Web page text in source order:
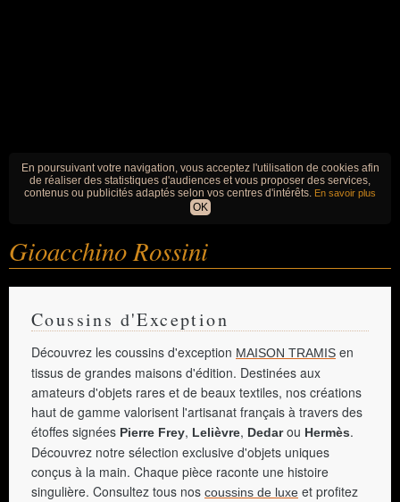
En poursuivant votre navigation, vous acceptez l'utilisation de cookies afin
de réaliser des statistiques d'audiences et vous proposer des services,
contenus ou publicités adaptés selon vos centres d'intérêts. En savoir plus
OK
Gioacchino Rossini
Coussins d'Exception
Découvrez les coussins d'exception MAISON TRAMIS en
tissus de grandes maisons d'édition. Destinées aux
amateurs d'objets rares et de beaux textiles, nos créations
haut de gamme valorisent l'artisanat français à travers des
étoffes signées Pierre Frey, Lelièvre, Dedarou Hermès.
Découvrez notre sélection exclusive d'objets uniques
conçus à la main. Chaque pièce raconte une histoire
singulière. Consultez tous nos coussins de luxe et profitez